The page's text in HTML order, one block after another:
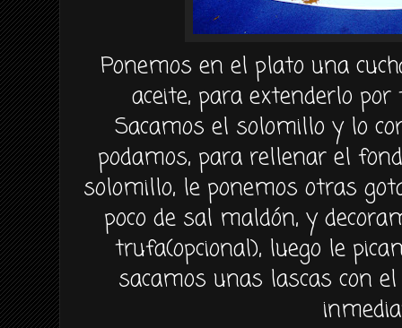
Ponemos en el plato una
aceite, para extenderlo
Sacamos el solomillo y lo
podamos, para rellenar el
solomillo, le ponemos otras
poco de sal maldón, y
trufa(opcional), luego le
sacamos unas lascas con